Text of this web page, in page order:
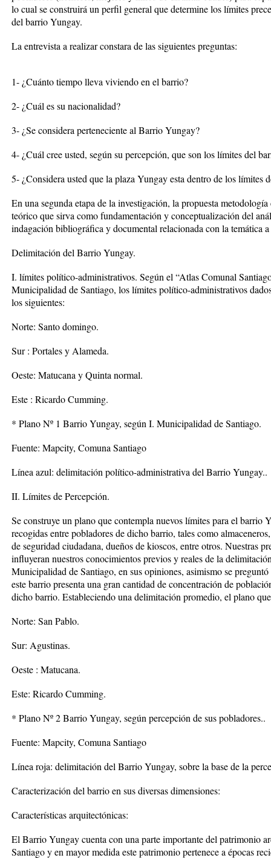
lo cual se construirá un perfil general que determine los límites
del barrio Yungay.
La entrevista a realizar constara de las siguientes preguntas:
1- ¿Cuánto tiempo lleva viviendo en el barrio?
2- ¿Cuál es su nacionalidad?
3- ¿Se considera perteneciente al Barrio Yungay?
4- ¿Cuál cree usted, según su percepción, que son los límites del
5- ¿Considera usted que la plaza Yungay esta dentro de los límites
En una segunda etapa de la investigación, la propuesta
teórico que sirva como fundamentación y conceptualización del
indagación bibliográfica y documental relacionada con la temática a
Delimitación del Barrio Yungay.
I. límites político-administrativos. Según el “Atlas Comunal
Municipalidad de Santiago, los límites político-administrativos
los siguientes:
Norte: Santo domingo.
Sur : Portales y Alameda.
Oeste: Matucana y Quinta normal.
Este : Ricardo Cumming.
* Plano Nº 1 Barrio Yungay, según I. Municipalidad de Santiago.
Fuente: Mapcity, Comuna Santiago
Línea azul: delimitación político-administrativa del Barrio Yungay..
II. Límites de Percepción.
Se construye un plano que contempla nuevos límites para el barrio
recogidas entre pobladores de dicho barrio, tales como
de seguridad ciudadana, dueños de kioscos, entre otros. Nuestras
influyeran nuestros conocimientos previos y reales de la
Municipalidad de Santiago, en sus opiniones, asimismo se
este barrio presenta una gran cantidad de concentración de
dicho barrio. Estableciendo una delimitación promedio, el plano
Norte: San Pablo.
Sur: Agustinas.
Oeste : Matucana.
Este: Ricardo Cumming.
* Plano Nº 2 Barrio Yungay, según percepción de sus pobladores..
Fuente: Mapcity, Comuna Santiago
Línea roja: delimitación del Barrio Yungay, sobre la base de la
Caracterización del barrio en sus diversas dimensiones:
Características arquitectónicas:
El Barrio Yungay cuenta con una parte importante del patrimonio
Santiago y en mayor medida este patrimonio pertenece a épocas